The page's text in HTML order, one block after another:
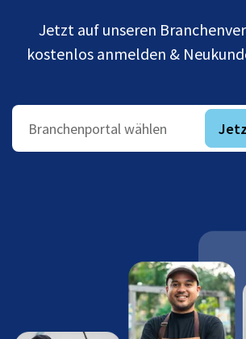
Jetzt auf unseren
kostenlos anmelden &
Branchenportal wählen